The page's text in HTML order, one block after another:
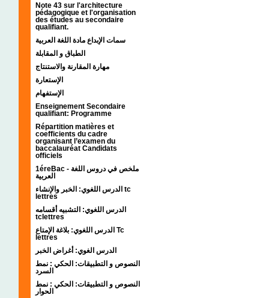
Note 43 sur l'architecture
pédagogique et l'organisation
des études au secondaire
qualifiant.
سمات الإبداع مادة اللغة العربية
الطباق و المقابلة
مهارة المقارنة والاستنتاج
الإستعارة
الإستفهام
Enseignement Secondaire
qualifiant: Programme
Répartition matières et
coefficients du cadre
organisant l’examen du
baccalauréat Candidats
officiels
1éreBac - ملخص في دروس اللغة
العربية
الدرس اللغوي: الخبر والإنشاء tc
lettres
الدرس اللغوي: التشبيه أقسامه
tclettres
الدرس اللغوي: بلاغة الإمتاع Tc
lettres
الدرس الغوي: أغراض الخبر
النصوص و التطبيقات: الحكي : نمط
السرد
النصوص و التطبيقات: الحكي : نمط
الحوار